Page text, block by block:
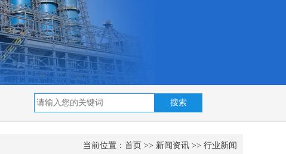
当前位置： 首页 >> 新闻资讯 >> 行业新闻